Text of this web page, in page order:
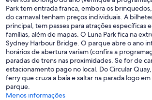
Park tem entrada franca, embora os
do carnaval tenham preços individuais. A
principal, tem passes para atrações específicas
famílias, além de mapas. O Luna Park fica na
Sydney Harbour Bridge. O parque abre o ano
horários de abertura variam (confira a
paradas de trens nas proximidades. Se for de
estacionamento pago no local. Do Circular
ferry que cruza a baía e saltar na parada logo
parque.
Menos informações